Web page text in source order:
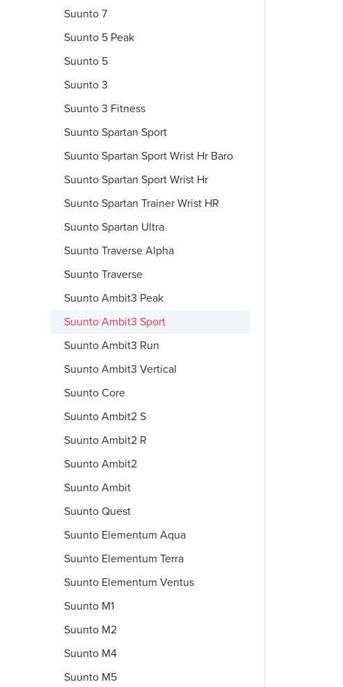
Suunto 7
Suunto 5 Peak
Suunto 5
Suunto 3
Suunto 3 Fitness
Suunto Spartan Sport
Suunto Spartan Sport Wrist Hr Baro
Suunto Spartan Sport Wrist Hr
Suunto Spartan Trainer Wrist HR
Suunto Spartan Ultra
Suunto Traverse Alpha
Suunto Traverse
Suunto Ambit3 Peak
Suunto Ambit3 Sport
Suunto Ambit3 Run
Suunto Ambit3 Vertical
Suunto Core
Suunto Ambit2 S
Suunto Ambit2 R
Suunto Ambit2
Suunto Ambit
Suunto Quest
Suunto Elementum Aqua
Suunto Elementum Terra
Suunto Elementum Ventus
Suunto M1
Suunto M2
Suunto M4
Suunto M5